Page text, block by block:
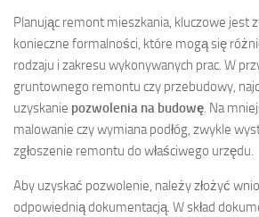
Planując remont mieszkania, kluczowe jest
konieczne formalności, które mogą się
rodzaju i zakresu wykonywanych prac. W
gruntownego remontu czy przebudowy,
uzyskanie pozwolenia na budowę. Na
malowanie czy wymiana podłóg, zwykle
zgłoszenie remontu do właściwego urzędu.
Aby uzyskać pozwolenie, należy złożyć
odpowiednią dokumentacją. W skład